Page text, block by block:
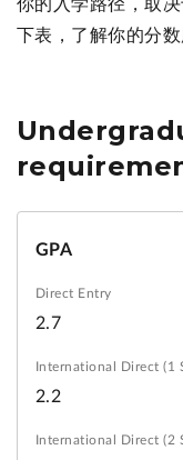
你的入学路径，取
下表，了解你的分
GPA
2.7
2.2